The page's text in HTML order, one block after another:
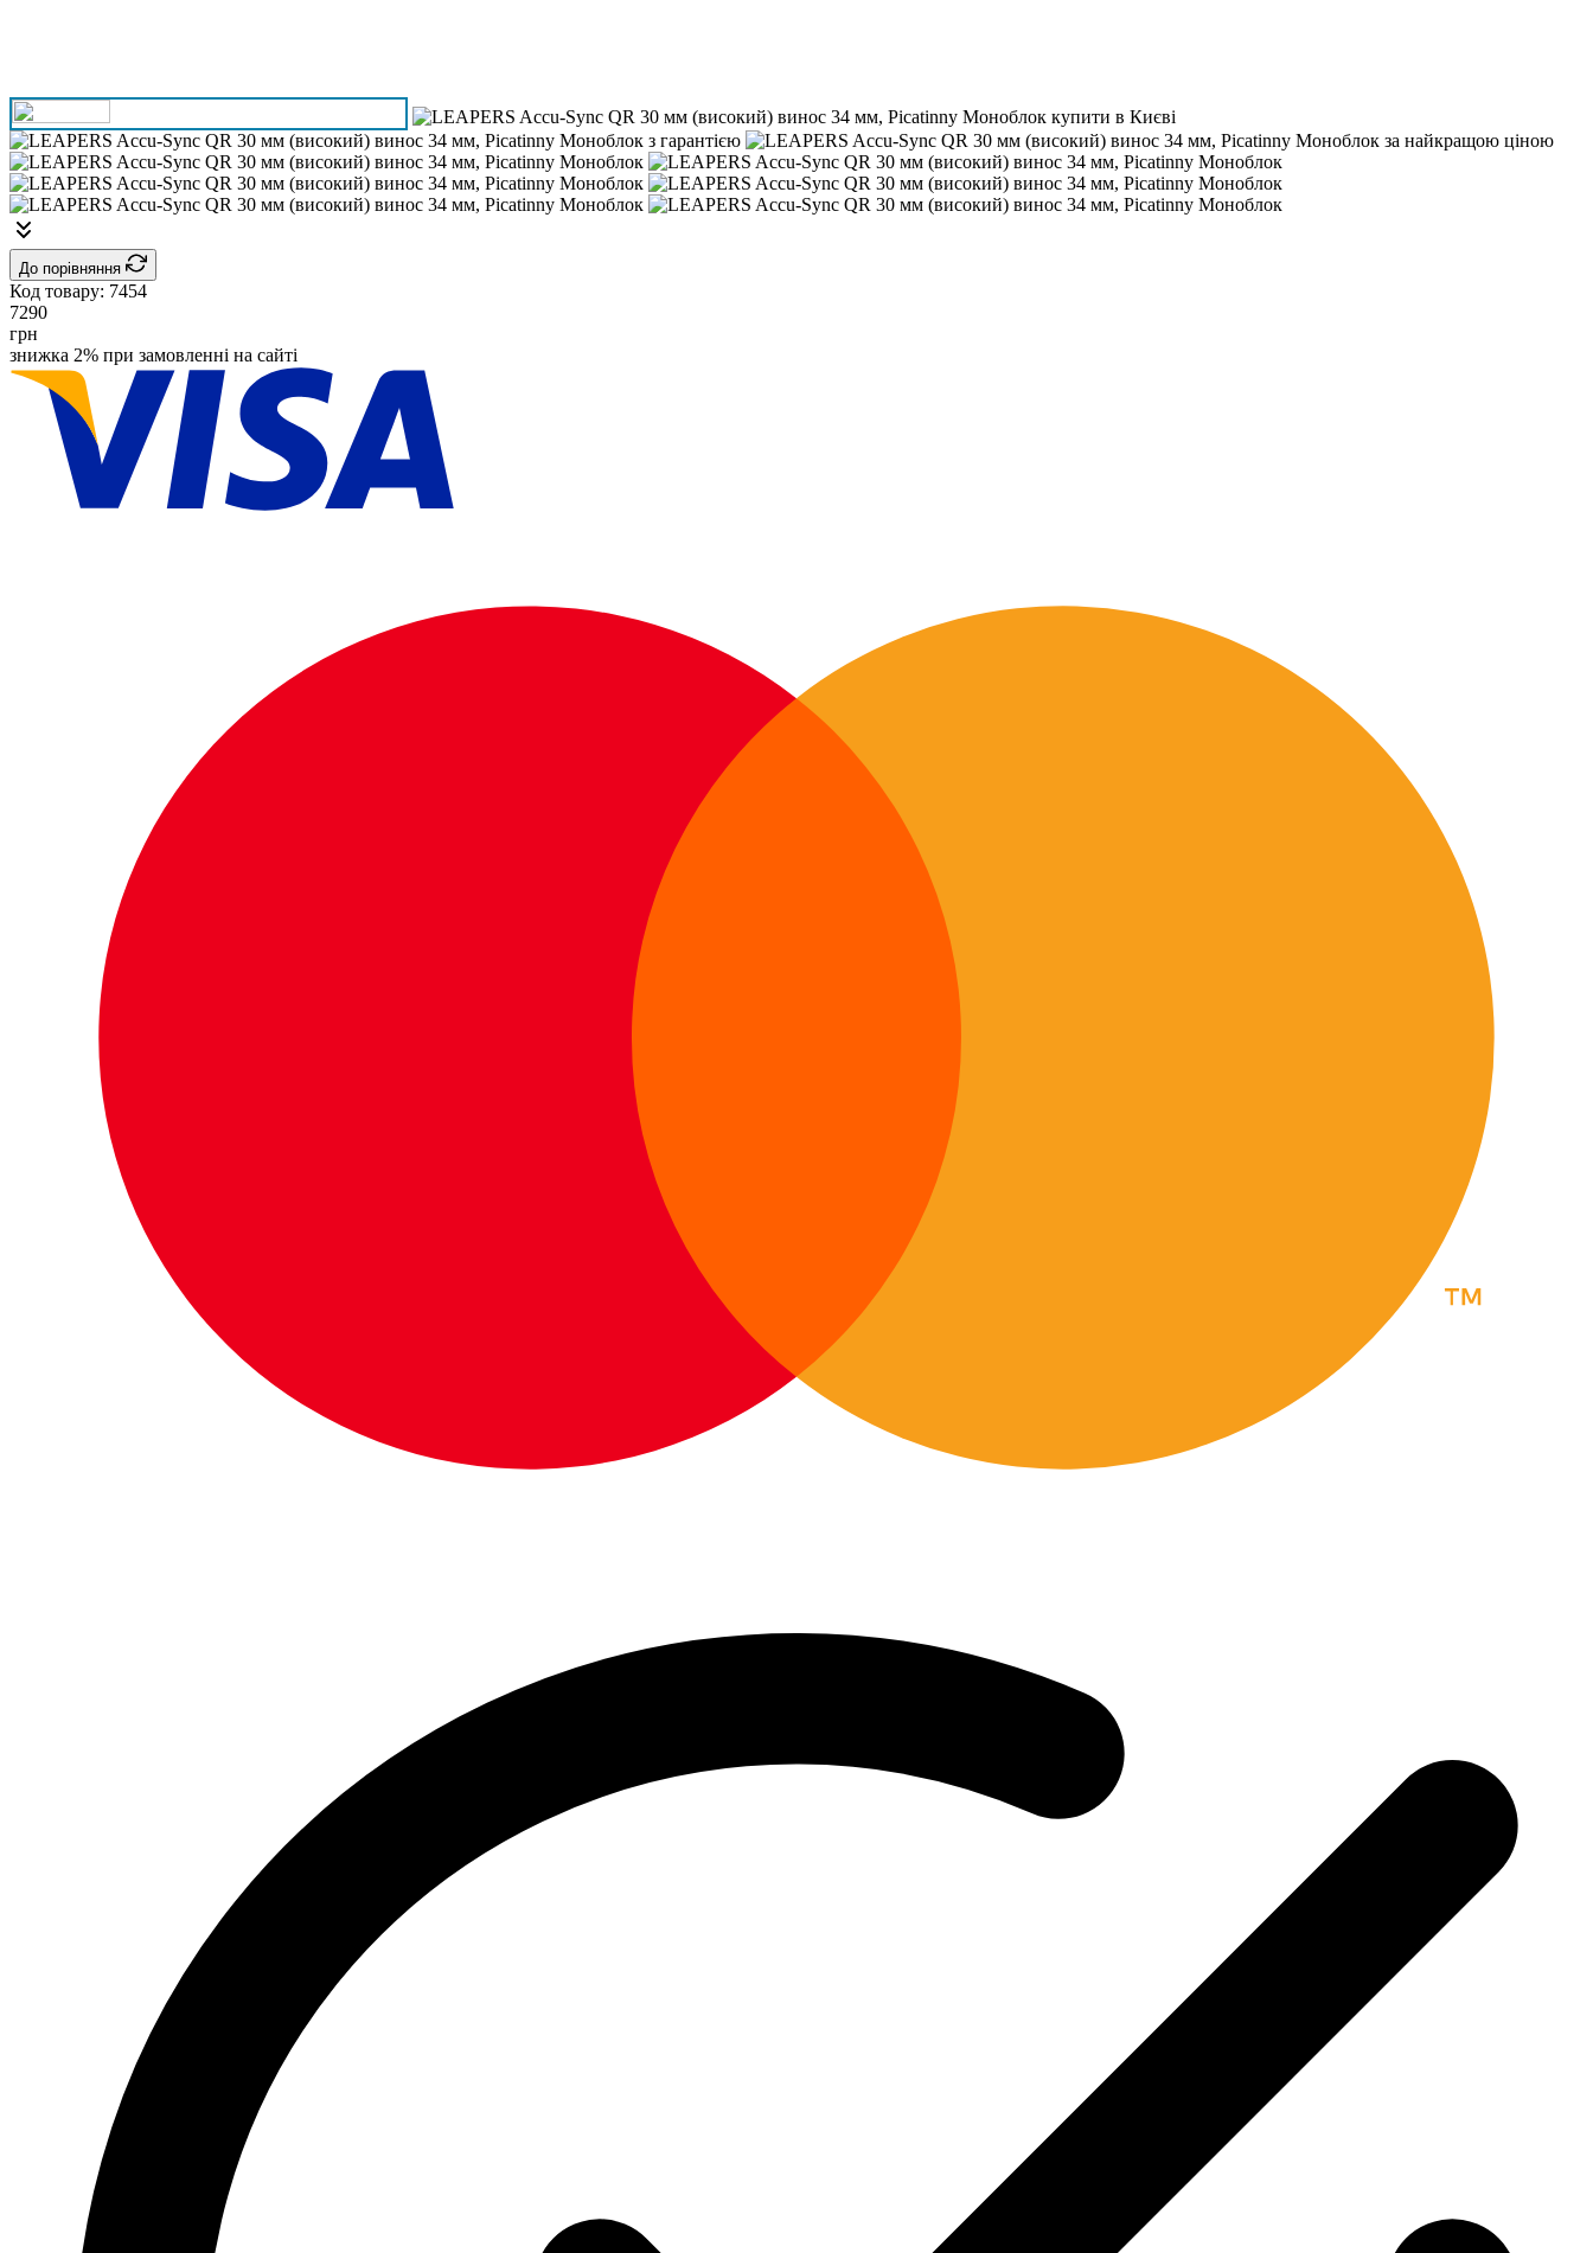
До порівняння
Код товару: 7454
7290
грн
знижка 2% при замовленні на сайті